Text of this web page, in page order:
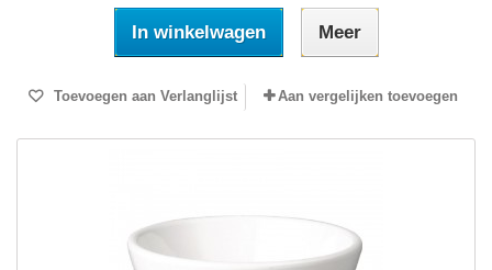
In winkelwagen Meer
Toevoegen aan Verlanglijst Aan vergelijken toevoegen